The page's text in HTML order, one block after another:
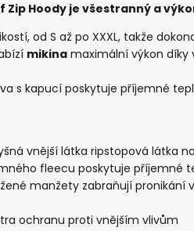
Zip Hoody je všestranný a
od S až po XXXL, takže
mikina maximální výkon díky
s kapucí poskytuje příjemné
vnější látka ripstopová látka
fleecu poskytuje příjemné
manžety zabraňují pronikání
ochranu proti vnějším vlivům